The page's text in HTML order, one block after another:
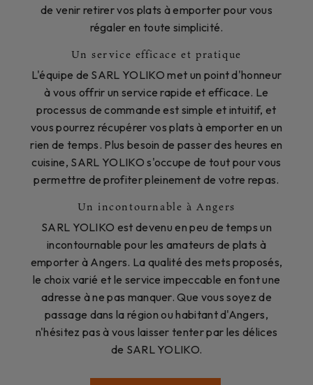
de venir retirer vos plats à emporter pour vous
régaler en toute simplicité.
Un service efficace et pratique
L'équipe de SARL YOLIKO met un point d'honneur
à vous offrir un service rapide et efficace. Le
processus de commande est simple et intuitif, et
vous pourrez récupérer vos plats à emporter en un
rien de temps. Plus besoin de passer des heures en
cuisine, SARL YOLIKO s'occupe de tout pour vous
permettre de profiter pleinement de votre repas.
Un incontournable à Angers
SARL YOLIKO est devenu en peu de temps un
incontournable pour les amateurs de plats à
emporter à Angers. La qualité des mets proposés,
le choix varié et le service impeccable en font une
adresse à ne pas manquer. Que vous soyez de
passage dans la région ou habitant d'Angers,
n'hésitez pas à vous laisser tenter par les délices
de SARL YOLIKO.